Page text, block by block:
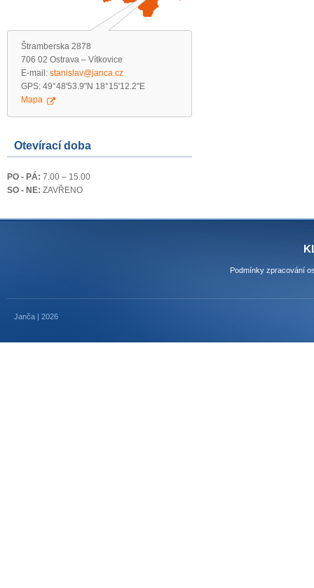
Štramberska 2878
706 02 Ostrava – Vítkovice
E-mail: stanislav@janca.cz
GPS: 49°48'53.9"N 18°15'12.2"E
Mapa
Otevírací doba
PO - PÁ: 7.00 – 15.00
SO - NE: ZAVŘENO
Podmínky zpracování
Janča | 2026